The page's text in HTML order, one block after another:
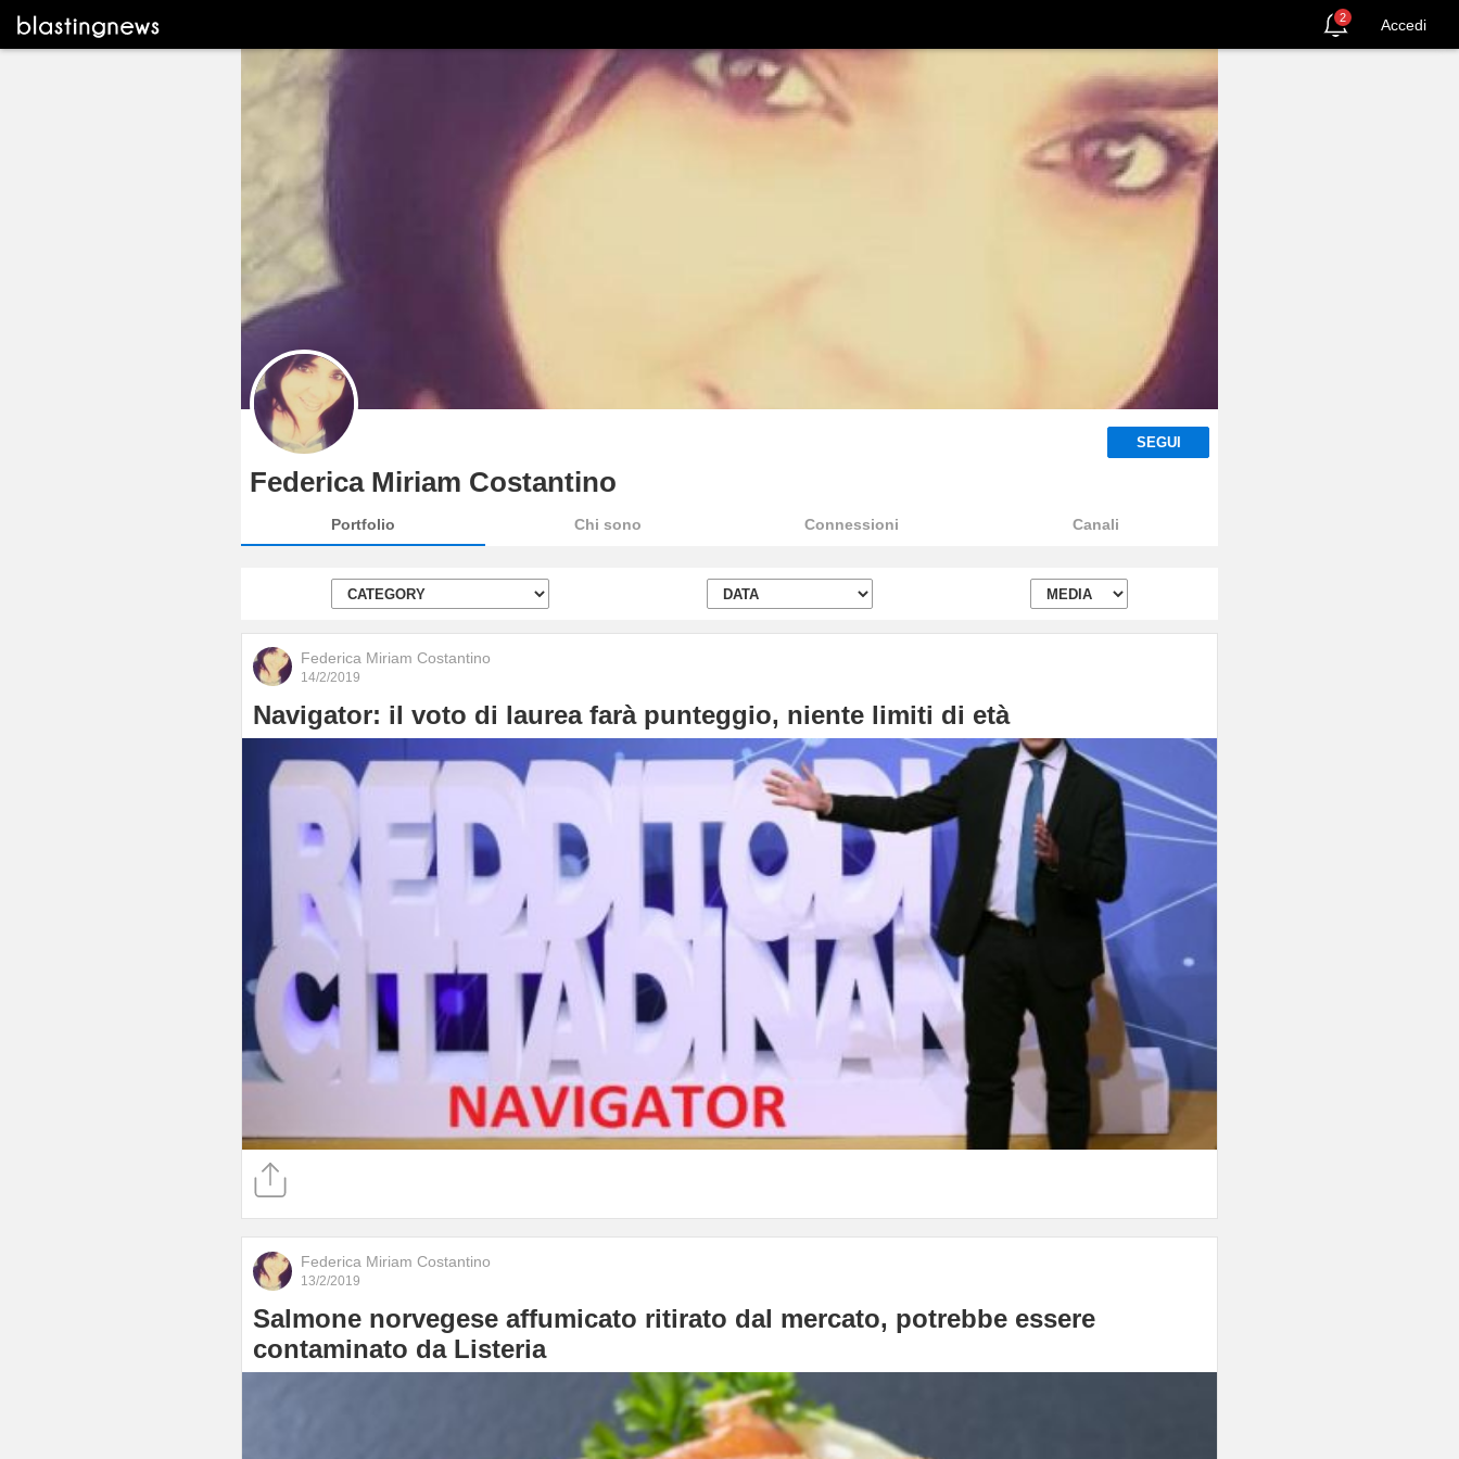
2 Accedi
SEGUI
Federica Miriam Costantino
Portfolio Chi sono Connessioni Canali
Federica Miriam Costantino
14/2/2019
Navigator: il voto di laurea farà punteggio, niente limiti di età
Federica Miriam Costantino
13/2/2019
Salmone norvegese affumicato ritirato dal mercato, potrebbe essere
contaminato da Listeria